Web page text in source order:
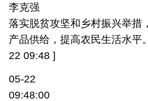
李克强
落实脱贫攻坚和乡村振兴举措
产品供给，提高农民生活水平
22 09:48 ]
05-22
09:48:00